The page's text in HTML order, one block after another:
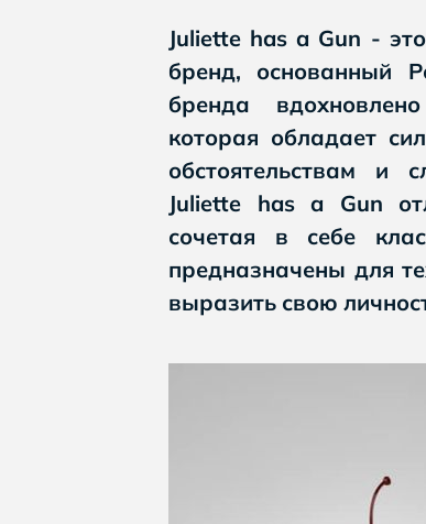
Juliette has a Gun -
бренд, основанный
бренда
которая обладает
обстоятельствам и
Juliette has a Gun
сочетая в себе
предназначены для
выразить свою